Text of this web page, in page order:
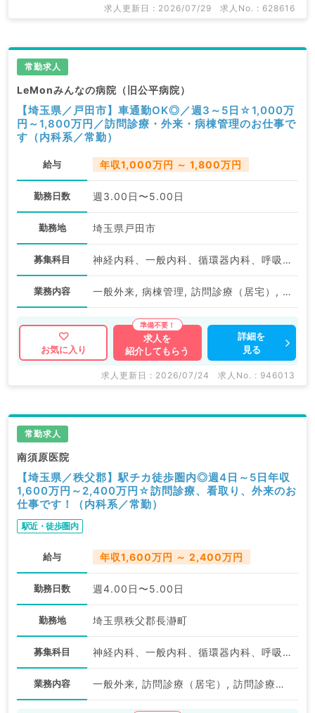
掲載情報以外にも産業医等の企業系求人も多数扱ってい
求人内容の詳細等はお気軽にお問合せ下さい。
求人更新日 : 2026/07/29 求人No. : 628616
常勤求人
LeMonみんなの病院（旧公平病院）
【埼玉県／戸田市】車通勤OK◎／週3～5日☆1,000万
円～1,800万円／訪問診療・外来・病棟管理のお仕事で
す（内科系／常勤）
給与 年収1,000万円 ～ 1,800万円
勤務日数 週3.00日〜5.00日
勤務地 埼玉県戸田市
募集科目 神経内科、一般内科、循環器内科、呼吸器内科、消化器内科、内分泌・代謝内科、腎臓内科、老年内科、血液内科、膠原病科
業務内容 一般外来, 病棟管理, 訪問診療（居宅）, 訪問診療（施設）
お気に入り
求人を
紹介してもらう
詳細を
見る
求人更新日 : 2026/07/24 求人No. : 946013
常勤求人
南須原医院
【埼玉県／秩父郡】駅チカ徒歩圏内◎週4日～5日年収
1,600万円～2,400万円☆訪問診療、看取り、外来のお
仕事です！（内科系／常勤）
駅近・徒歩圏内
給与 年収1,600万円 ～ 2,400万円
勤務日数 週4.00日〜5.00日
勤務地 埼玉県秩父郡長瀞町
募集科目 神経内科、一般内科、循環器内科、呼吸器内科、消化器内科、内分泌・代謝内科、腎臓内科、老年内科、血液内科、膠原病科
業務内容 一般外来, 訪問診療（居宅）, 訪問診療（施設）, その他